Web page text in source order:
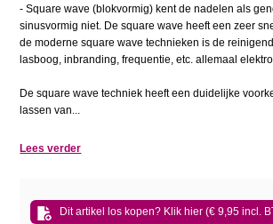
- Square wave (blokvormig) kent de nadelen als
sinusvormig niet. De square wave heeft een zeer
de moderne square wave technieken is de
lasboog, inbranding, frequentie, etc. allemaal
De square wave techniek heeft een duidelijke
lassen van...
Lees verder
Dit artikel los kopen? Klik hier (€ 9,95 incl.